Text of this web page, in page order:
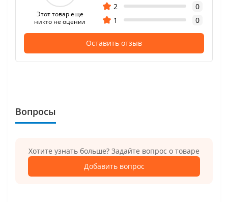
Этот товар еще
никто не оценил
2
0
1
0
Оставить отзыв
Вопросы
Хотите узнать больше? Задайте вопрос о товаре
Добавить вопрос